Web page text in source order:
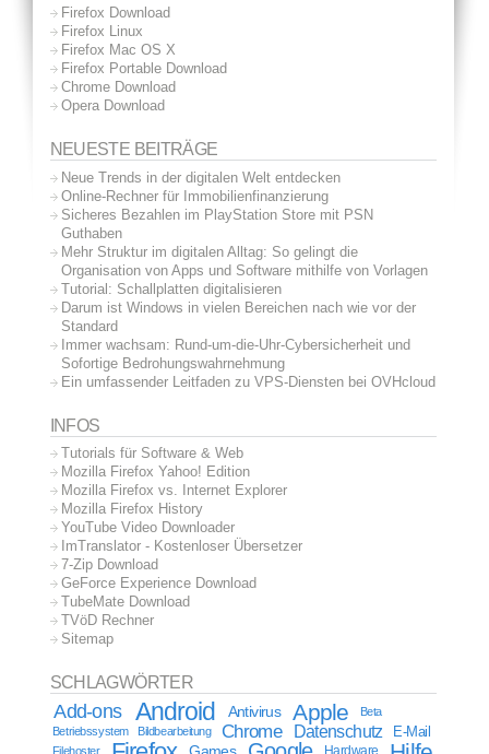
Firefox Download
Firefox Linux
Firefox Mac OS X
Firefox Portable Download
Chrome Download
Opera Download
NEUESTE BEITRÄGE
Neue Trends in der digitalen Welt entdecken
Online-Rechner für Immobilienfinanzierung
Sicheres Bezahlen im PlayStation Store mit PSN
Guthaben
Mehr Struktur im digitalen Alltag: So gelingt die
Organisation von Apps und Software mithilfe von Vorlagen
Tutorial: Schallplatten digitalisieren
Darum ist Windows in vielen Bereichen nach wie vor der
Standard
Immer wachsam: Rund-um-die-Uhr-Cybersicherheit und
Sofortige Bedrohungswahrnehmung
Ein umfassender Leitfaden zu VPS-Diensten bei OVHcloud
INFOS
Tutorials für Software & Web
Mozilla Firefox Yahoo! Edition
Mozilla Firefox vs. Internet Explorer
Mozilla Firefox History
YouTube Video Downloader
ImTranslator - Kostenloser Übersetzer
7-Zip Download
GeForce Experience Download
TubeMate Download
TVöD Rechner
Sitemap
SCHLAGWÖRTER
Add-ons Android Antivirus Apple
Beta
Betriebssystem
Bildbearbeitung Chrome Datenschutz E-Mail
Filehoster Games Hardware